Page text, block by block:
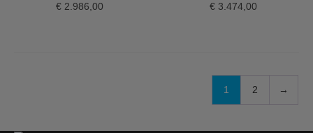
€2.986,00 € 3.474,00
1 2 →